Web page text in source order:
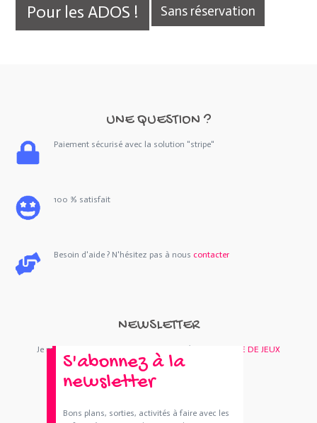
Pour les ADOS ! Sans réservation
UNE QUESTION ?
Paiement sécurisé avec la solution "stripe"
100 % satisfait
Besoin d'aide ? N'hésitez pas à nous contacter
NEWSLETTER
Je m'abonne : Newsletter BOUTIQUE DE JEUX
S'abonnez à la
newsletter
Bons plans, sorties, activités à faire avec les